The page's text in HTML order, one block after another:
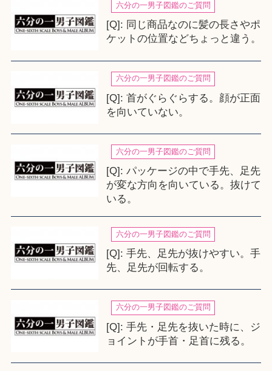
六分の一男子図鑑のご質問
[Q]: 同じ商品なのに髪の長さやポ
ケットの位置などちょっと違う。
六分の一男子図鑑のご質問
[Q]: 首がぐらぐらする。顔が正面
を向いていない。
六分の一男子図鑑のご質問
[Q]: パッケージの中で手先、足先
が変な方向を向いている。抜けて
いる。
六分の一男子図鑑のご質問
[Q]: 手先、足先が抜けやすい。手
先、足先が回転する。
六分の一男子図鑑のご質問
[Q]: 手先・足先を抜いた時に、ジ
ョイントが手首・足首に残る。